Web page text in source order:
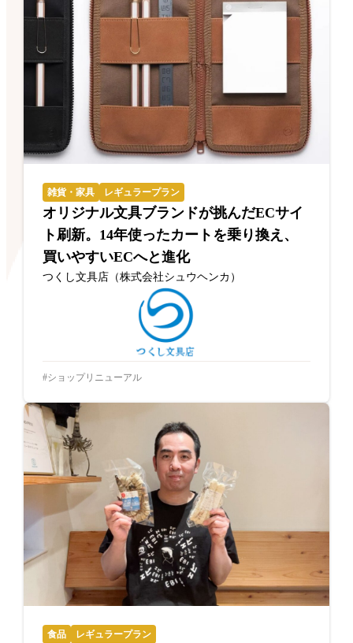
雑貨・家具 レギュラープラン
オリジナル文具ブランドが挑んだECサイ
ト刷新。14年使ったカートを乗り換え、
買いやすいECへと進化
つくし文具店（株式会社シュウヘンカ）
ショップリニューアル
食品 レギュラープラン